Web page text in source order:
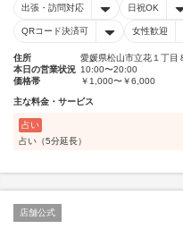
出張・訪問対応 日祝OK
QRコード決済可 女性歓迎
住所
愛媛県松山市立花１丁目
本日の営業状況 10:00〜20:00
価格帯
￥1,000〜￥6,000
主な料金・サービス
占い
占い（5分延長）
店舗公式